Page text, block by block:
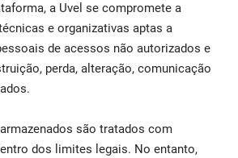
a Uvel se compromete a
e organizativas aptas a
de acessos não autorizados e
perda, alteração, comunicação
são tratados com
dos limites legais. No entanto,